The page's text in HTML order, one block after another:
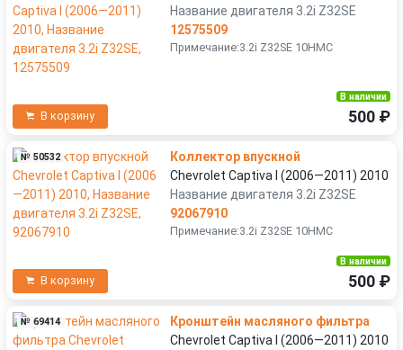
Название двигателя 3.2i Z32SE
12575509
Примечание:3.2i Z32SE 10HMC
В корзину
В наличии
500 ₽
№ 50532
Коллектор впускной
Chevrolet Captiva I (2006—2011) 2010
Название двигателя 3.2i Z32SE
92067910
Примечание:3.2i Z32SE 10HMC
В корзину
В наличии
500 ₽
№ 69414
Кронштейн масляного фильтра
Chevrolet Captiva I (2006—2011) 2010